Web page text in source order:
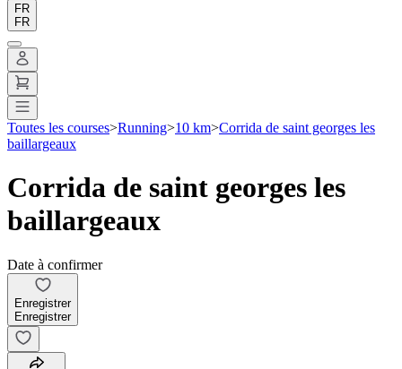
FR
FR
Toutes les courses>Running>10 km>Corrida de saint georges les
baillargeaux
Corrida de saint georges les
baillargeaux
Date à confirmer
Enregistrer
Enregistrer